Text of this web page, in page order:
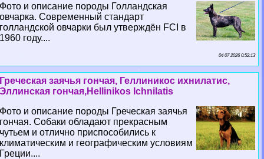
Фото и описание породы Голландская
овчарка. Современный стандарт
голландской овчарки был утверждён FCI в
1960 году....
04 07 2026 0:52:13
Греческая заячья гончая, Геллиникос ихнилатис,
Эллинская гончая,Hellinikos Ichnilatis
Фото и описание породы Греческая заячья
гончая. Собаки обладают прекрасным
чутьем и отлично приспособились к
климатическим и географическим условиям
Греции....